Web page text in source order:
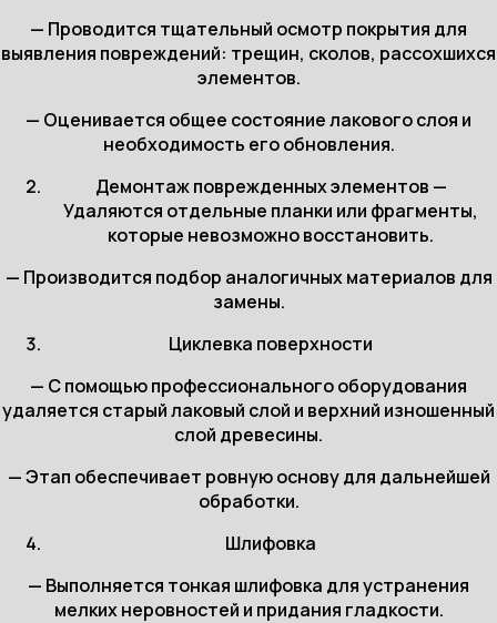
— Проводится тщательный осмотр покрытия для
выявления повреждений: трещин, сколов, рассохшихся
элементов.
— Оценивается общее состояние лакового слоя и
необходимость его обновления.
Демонтаж поврежденных элементов —
Удаляются отдельные планки или фрагменты,
которые невозможно восстановить.
— Производится подбор аналогичных материалов для
замены.
Циклевка поверхности
— С помощью профессионального оборудования
удаляется старый лаковый слой и верхний изношенный
слой древесины.
— Этап обеспечивает ровную основу для дальнейшей
обработки.
Шлифовка
— Выполняется тонкая шлифовка для устранения
мелких неровностей и придания гладкости.